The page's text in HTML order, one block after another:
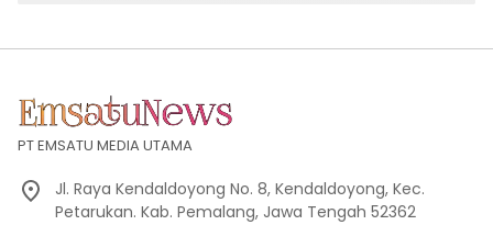
PT EMSATU MEDIA UTAMA
Jl. Raya Kendaldoyong No. 8, Kendaldoyong, Kec.
Petarukan. Kab. Pemalang, Jawa Tengah 52362